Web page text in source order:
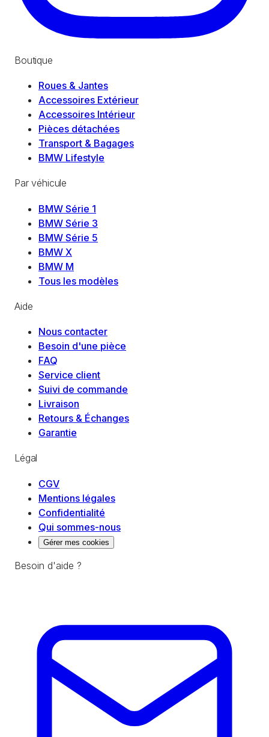
Boutique
Roues & Jantes
Accessoires Extérieur
Accessoires Intérieur
Pièces détachées
Transport & Bagages
BMW Lifestyle
Par véhicule
BMW Série 1
BMW Série 3
BMW Série 5
BMW X
BMW M
Tous les modèles
Aide
Nous contacter
Besoin d'une pièce
FAQ
Service client
Suivi de commande
Livraison
Retours & Échanges
Garantie
Légal
CGV
Mentions légales
Confidentialité
Qui sommes-nous
Gérer mes cookies
Besoin d'aide ?